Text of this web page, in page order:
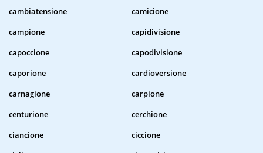
cambiatensione
camicione
campione
capidivisione
capoccione
capodivisione
caporione
cardioversione
carnagione
carpione
centurione
cerchione
ciancione
ciccione